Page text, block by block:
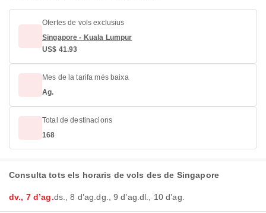
Ofertes de vols exclusius
Singapore - Kuala Lumpur
US$ 41.93
Mes de la tarifa més baixa
Ag.
Total de destinacions
168
Consulta tots els horaris de vols des de Singapore
dv., 7 d’ag.ds., 8 d’ag.dg., 9 d’ag.dl., 10 d’ag.